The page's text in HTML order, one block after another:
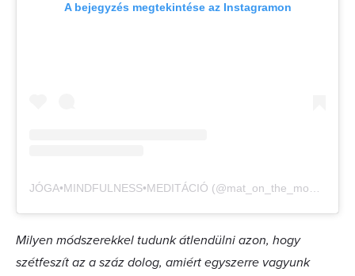
A bejegyzés megtekintése az Instagramon
Milyen módszerekkel tudunk átlendülni azon, hogy
szétfeszít az a száz dolog, amiért egyszerre vagyunk